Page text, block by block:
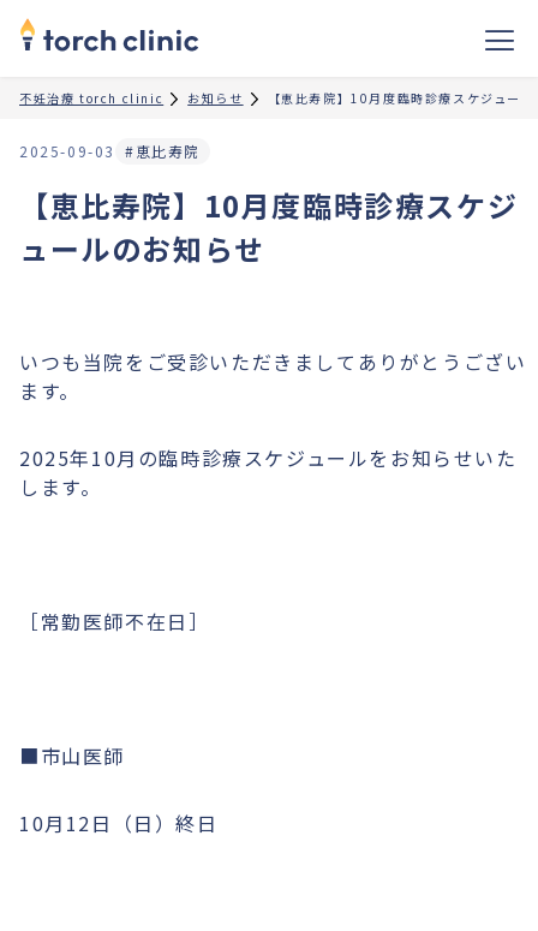
不妊治療 torch clinic お知らせ 【恵比寿院】10月度臨時診療スケジュー
2025-09-03 #恵比寿院
【恵比寿院】10月度臨時診療スケジ
ュールのお知らせ
いつも当院をご受診いただきましてありがとうござい
ます。
2025年10月の臨時診療スケジュールをお知らせいた
します。
［常勤医師不在日］
■市山医師
10月12日（日）終日